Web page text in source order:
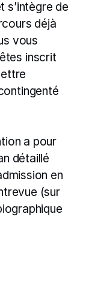
s’intègre de
déjà
vous
inscrit
a pour
détaillé
en
(sur